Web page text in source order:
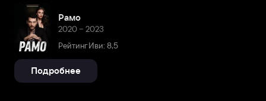
Рамо
2020 – 2023
Рейтинг Иви: 8,5
Подробнее